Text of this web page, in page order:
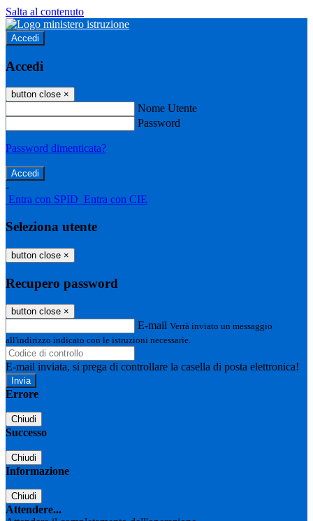
Salta al contenuto
Accedi
Accedi
button close ×
Nome Utente
Password
Password dimenticata?
-
Entra con SPID Entra con CIE
Seleziona utente
button close ×
Recupero password
button close ×
E-mail Verrà inviato un messaggio
all'indirizzo indicato con le istruzioni necessarie.
E-mail inviata, si prega di controllare la casella di posta elettronica!
Errore
Chiudi
Successo
Chiudi
Informazione
Chiudi
Attendere...